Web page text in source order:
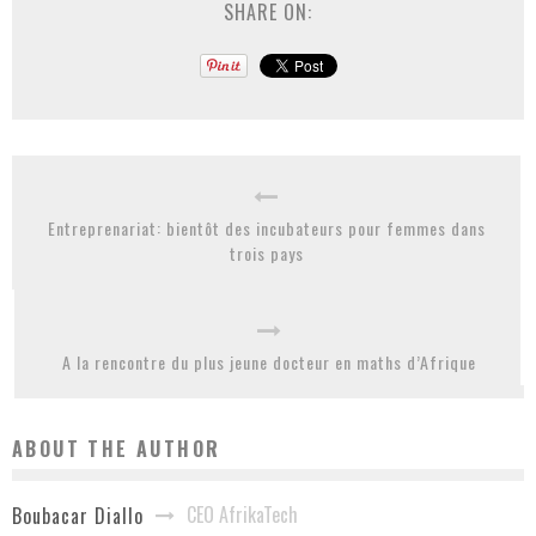
SHARE ON:
Entreprenariat: bientôt des incubateurs pour femmes dans
trois pays
A la rencontre du plus jeune docteur en maths d’Afrique
ABOUT THE AUTHOR
Boubacar Diallo CEO AfrikaTech